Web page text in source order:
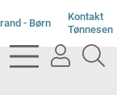
- Børn
Kontakt
Tønnesen
bars
light
user